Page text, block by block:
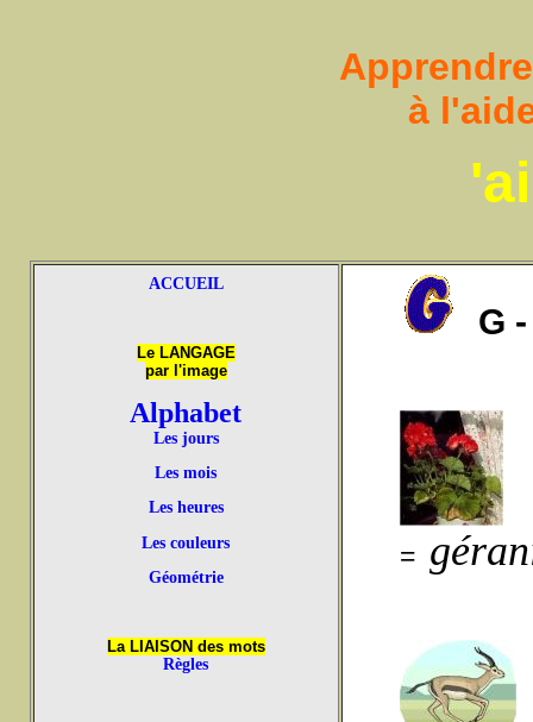
à
ACCUEIL
Le LANGAGE
par l'image
Alphabet
Les jours
Les mois
Les heures
Les couleurs
Géométrie
La LIAISON des mots
Règles
G
=